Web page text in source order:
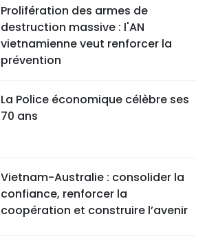
Prolifération des armes de
destruction massive : l'AN
vietnamienne veut renforcer la
prévention
La Police économique célèbre ses
70 ans
Vietnam-Australie : consolider la
confiance, renforcer la
coopération et construire l’avenir